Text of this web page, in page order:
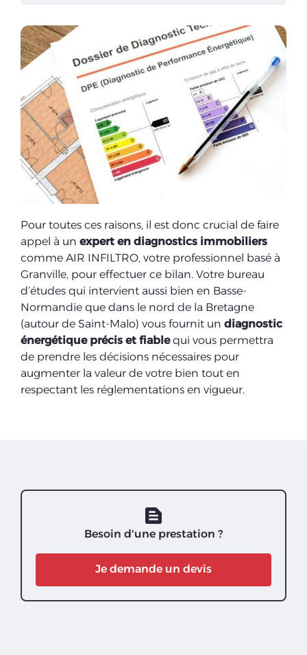
Pour toutes ces raisons, il est donc crucial de faire
appel à un expert en diagnostics immobiliers
comme AIR INFILTRO, votre professionnel basé à
Granville, pour effectuer ce bilan. Votre bureau
d’études qui intervient aussi bien en Basse-
Normandie que dans le nord de la Bretagne
(autour de Saint-Malo) vous fournit un diagnostic
énergétique précis et fiablequi vous permettra
de prendre les décisions nécessaires pour
augmenter la valeur de votre bien tout en
respectant les réglementations en vigueur.
text_snippet
Besoin d'une prestation ?
Je demande un devis